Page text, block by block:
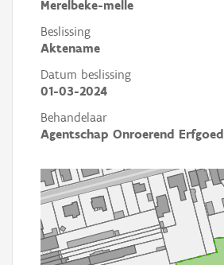
Merelbeke-melle
Beslissing
Aktename
Datum beslissing
01-03-2024
Behandelaar
Agentschap Onroerend Erfgoed